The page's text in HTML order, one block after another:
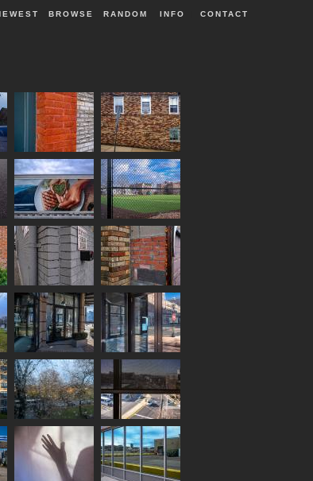
BROWSE RANDOM INFO CONTACT